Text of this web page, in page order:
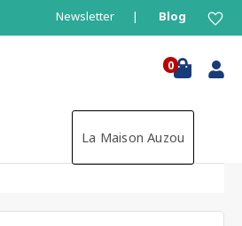
Newsletter Blog
0
La Maison Auzou